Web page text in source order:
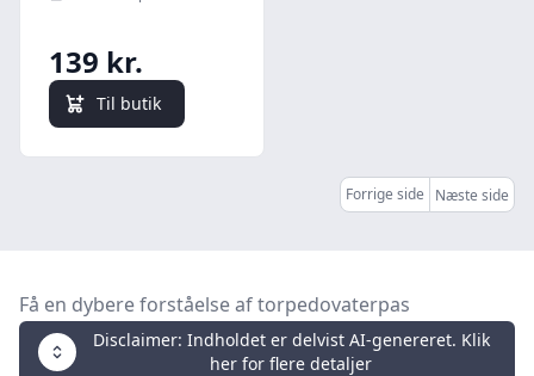
139 kr.
Til butik
Forrige side Næste side
Få en dybere forståelse af torpedovaterpas
Disclaimer: Indholdet er delvist AI-genereret. Klik
her for flere detaljer